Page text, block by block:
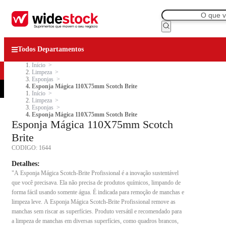
Todos Departamentos
Início
Limpeza
Esponjas
Esponja Mágica 110X75mm Scotch Brite
Início
Limpeza
Esponjas
Esponja Mágica 110X75mm Scotch Brite
Esponja Mágica 110X75mm Scotch
Brite
CODIGO: 1644
Detalhes:
"A Esponja Mágica Scotch-Brite Profissional é a inovação sustentável
que você precisava. Ela não precisa de produtos químicos, limpando de
forma fácil usando somente água. É indicada para remoção de manchas e
limpeza leve. A Esponja Mágica Scotch-Brite Profissional remove as
manchas sem riscar as superfícies. Produto versátil e recomendado para
a limpeza de manchas em diversas superfícies, como quadros brancos,